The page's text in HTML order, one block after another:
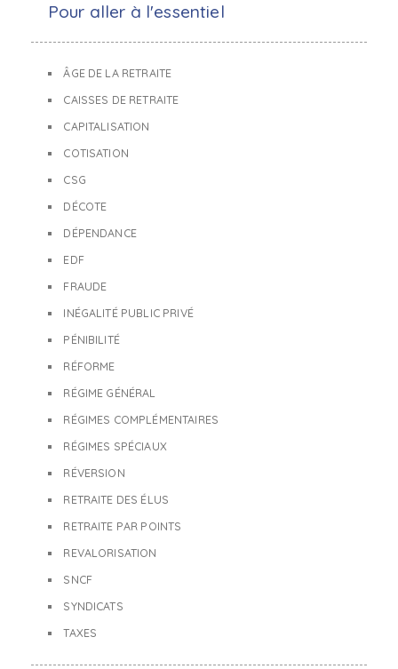
Pour aller à l'essentiel
ÂGE DE LA RETRAITE
CAISSES DE RETRAITE
CAPITALISATION
COTISATION
CSG
DÉCOTE
DÉPENDANCE
EDF
FRAUDE
INÉGALITÉ PUBLIC PRIVÉ
PÉNIBILITÉ
RÉFORME
RÉGIME GÉNÉRAL
RÉGIMES COMPLÉMENTAIRES
RÉGIMES SPÉCIAUX
RÉVERSION
RETRAITE DES ÉLUS
RETRAITE PAR POINTS
REVALORISATION
SNCF
SYNDICATS
TAXES